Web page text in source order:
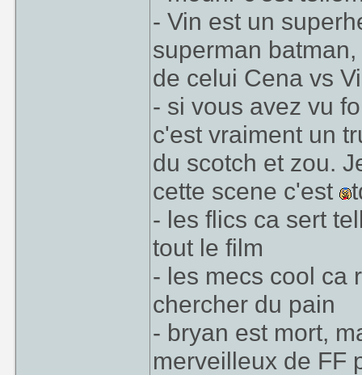
- Vin est un
superman
de celui Cena vs
- si vous avez vu
c'est vraiment un
du scotch et zou.
cette scene c'est
- les flics ca sert
tout le film
- les mecs cool ca
chercher du pain
- bryan est mort,
merveilleux de FF